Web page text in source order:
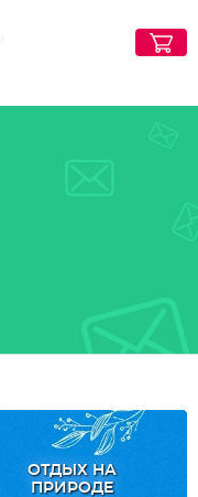
ОТДЫХ НА
ПРИРОДЕ